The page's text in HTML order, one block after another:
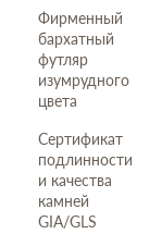
Фирменный
бархатный
футляр
изумрудного
цвета
Сертификат
подлинности
и качества
камней
GIA/GLS